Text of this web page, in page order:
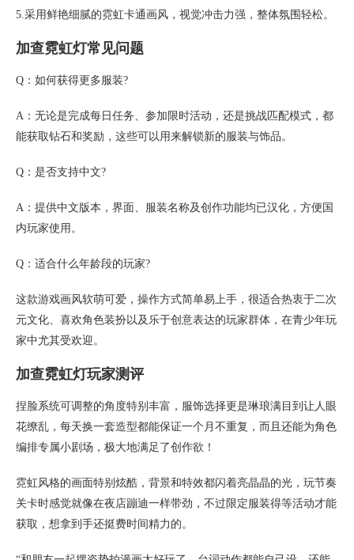
5.采用鲜艳细腻的霓虹卡通画风，视觉冲击力强，整体氛围轻松。
加查霓虹灯常见问题
Q：如何获得更多服装?
A：无论是完成每日任务、参加限时活动，还是挑战匹配模式，都
能获取钻石和奖励，这些可以用来解锁新的服装与饰品。
Q：是否支持中文?
A：提供中文版本，界面、服装名称及创作功能均已汉化，方便国
内玩家使用。
Q：适合什么年龄段的玩家?
这款游戏画风软萌可爱，操作方式简单易上手，很适合热衷于二次
元文化、喜欢角色装扮以及乐于创意表达的玩家群体，在青少年玩
家中尤其受欢迎。
加查霓虹灯玩家测评
捏脸系统可调整的角度特别丰富，服饰选择更是琳琅满目到让人眼
花缭乱，每天换一套造型都能保证一个月不重复，而且还能为角色
编排专属小剧场，极大地满足了创作欲！
霓虹风格的画面特别炫酷，背景和特效都闪着亮晶晶的光，玩节奏
关卡时感觉就像在夜店蹦迪一样带劲，不过限定服装得等活动才能
获取，想拿到手还挺费时间精力的。